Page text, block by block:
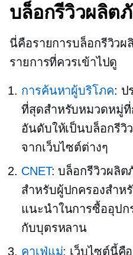
บล็อกรีวิวผลิ
นี่คือรายการบล็อกรีวิว
รายการที่ควรเข้าไปดู
การค้นหาผู้บริโภค: ป
ที่สุดสำหรับหมวดหมู่
อันดับให้เป็นบล็อกรี
จากเว็บไซต์ต่างๆ
CNET: บล็อกรีวิวผลิ
สำหรับผู้ปกครองสำห
แนะนำในการซื้ออุปก
กับบุตรหลาน
คาเฟ่แม่: เว็บไซต์นี้